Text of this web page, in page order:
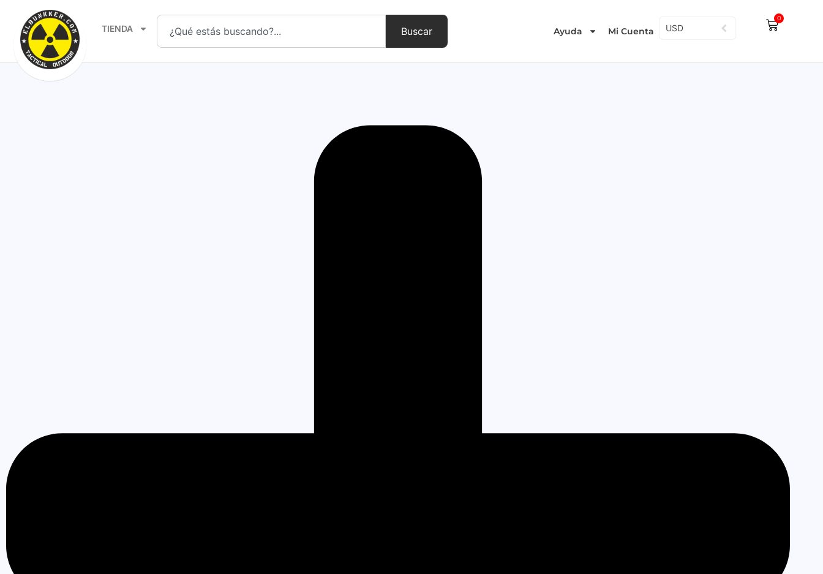
TIENDA Buscar Ayuda Mi Cuenta USD
0